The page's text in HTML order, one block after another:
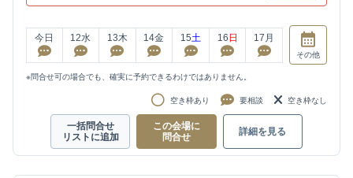
今日 12水 13木 14金 15土 16 日 17 月
その他
※問合せ可の場合でも、確実に予約できるわけではありません。
空き枠あり 要相談 空き枠なし
一括問合せ
リストに追加
この会場に
問合せ
詳細を見る